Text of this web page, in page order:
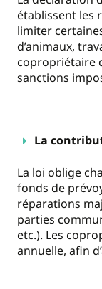
établissent les
limiter
d’animaux,
copropriétaire
sanctions
La
La loi oblige
fonds de
réparations
parties
etc.). Les
annuelle, afin